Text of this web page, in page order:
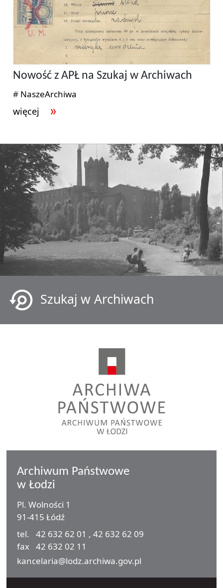
Nowość z APŁ na Szukaj w Archiwach
# NaszeArchiwa
więcej
Szukaj w Archiwach
Archiwum Państwowe
w Łodzi
Pl. Wolności 1
91-415 Łódź
tel.
42 632 62 01 , 42 632 62 09
fax 42 632 02 11
e-mail
kancelaria@lodz.archiwa.gov.pl